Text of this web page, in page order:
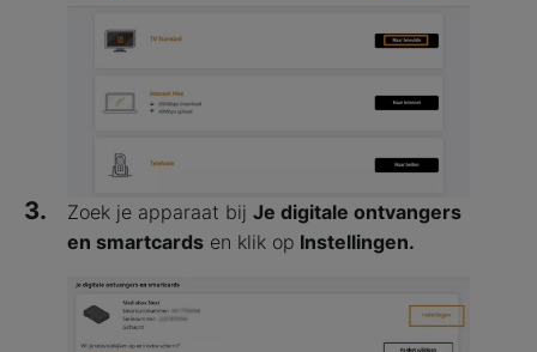
3. Zoek je apparaat bij Je digitale ontvangers
en smartcardsen klik op Instellingen.